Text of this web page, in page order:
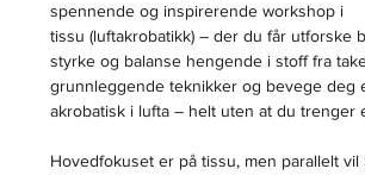
spennende og inspirerende workshop i
tissu (luftakrobatikk) – der du får utforske
styrke og balanse hengende i stoff fra
grunnleggende teknikker og bevege deg
akrobatisk i lufta – helt uten at du trenger
Hovedfokuset er på tissu, men parallelt vil